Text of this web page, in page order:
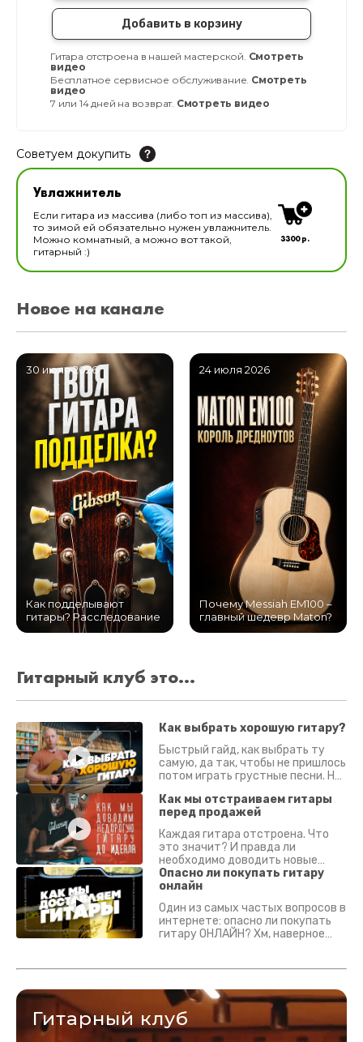
Добавить в корзину
Гитара отстроена в нашей мастерской. Смотреть
видео
Бесплатное сервисное обслуживание. Смотреть
видео
7 или 14 дней на возврат. Смотреть видео
Советуем докупить
Увлажнитель для музыкальных инструментов
В наличии
Увлажнитель
Если гитара из массива (либо топ из массива),
то зимой ей обязательно нужен увлажнитель.
Можно комнатный, а можно вот такой,
гитарный :)
3300 р.
Новое на канале
30 июля 2026
Как подделывают
гитары? Расследование
24 июля 2026
Почему Messiah EM100 –
главный шедевр Maton?
Гитарный клуб это...
Как выбрать хорошую гитару?
Быстрый гайд, как выбрать ту
самую, да так, чтобы не пришлось
потом играть грустные песни. На
Как мы отстраиваем гитары
перед продажей
Каждая гитара отстроена. Что
это значит? И правда ли
необходимо доводить новые
гитары? Если кратко - да.
Подробно - в видео :)
Опасно ли покупать гитару
онлайн
Один из самых частых вопросов в
интернете: опасно ли покупать
гитару ОНЛАЙН? Хм, наверное
застрахован. Случись что -
Гитарный клуб